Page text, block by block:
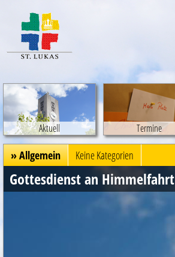
Aktuell Termine
» Allgemein Keine Kategorien
Gottesdienst an Himmelfahrt